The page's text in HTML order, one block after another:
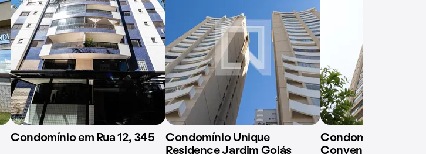
Condomínio em Rua 12, 345
Condomínio Unique
Residence Jardim Goiás
Condomínio M.
Convenience